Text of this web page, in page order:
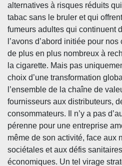
alternatives à risques réduits
tabac sans le bruler et qui
fumeurs adultes qui continuent
l’avons d’abord initiée pour
de plus en plus nombreux à
la cigarette. Mais pas
choix d’une transformation
l’ensemble de la chaîne de
fournisseurs aux distributeurs,
consommateurs. Il n’y a pas
pérenne pour une entreprise
même de son activité, face aux
sociétales et aux défis
économiques. Un tel virage